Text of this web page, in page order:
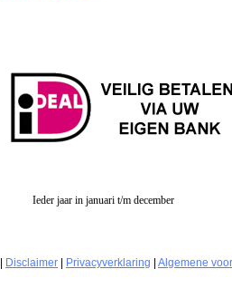
Ieder jaar in januari t/m december
Disclaimer Privacyverklaring Algemene